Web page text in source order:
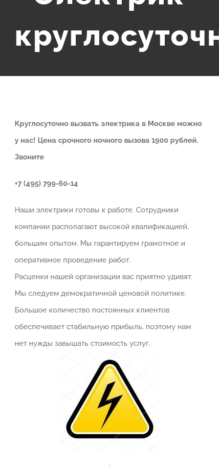
Круглосуточно вызвать электрика в Москве можно
у нас! Цена срочного ночного вызова 1900 рублей.
Звоните
+7 (495) 799-60-14
Наши электрики готовы к работе. Сотрудники
компании располагают высокой квалификацией,
большим опытом. Мы гарантируем грамотное и
оперативное проведение работ.
Расценки нашей организации вас приятно удивят.
Мы следуем демократичной ценовой политике.
Большое количество постоянных клиентов
обеспечивает стабильную прибыль, поэтому нам
нет нужды завышать стоимость услуг.